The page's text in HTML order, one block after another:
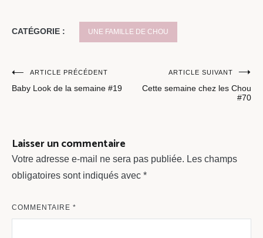
CATÉGORIE : UNE FAMILLE DE CHOU
Navigation
de
ARTICLE PRÉCÉDENT
Baby Look de la semaine #19
ARTICLE SUIVANT
Cette semaine chez les Chou
#70
Laisser un commentaire
Votre adresse e-mail ne sera pas publiée. Les champs
obligatoires sont indiqués avec *
COMMENTAIRE *